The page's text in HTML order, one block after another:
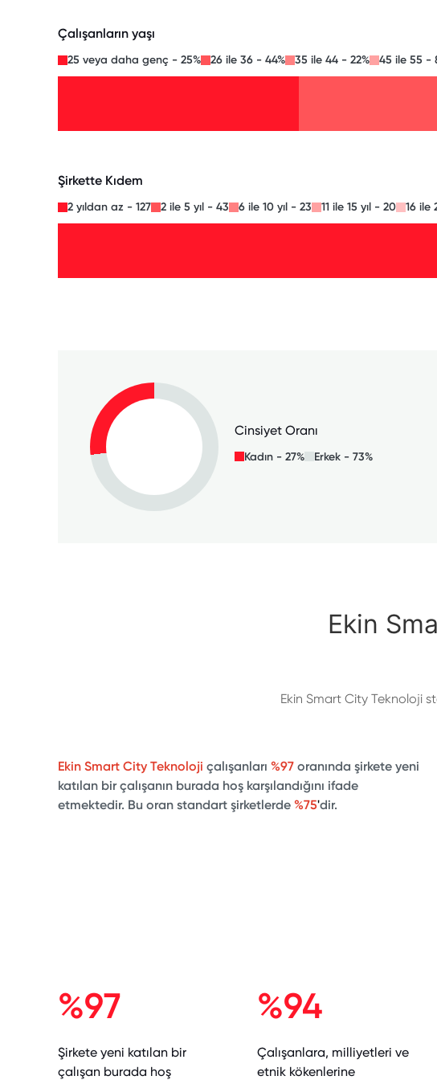
Çalışanların yaşı
25 veya daha genç - 25% 26 ile 36 - 44% 35 ile 44 - 22% 45 ile 55 -
Şirkette Kıdem
2 yıldan az - 127 2 ile 5 yıl - 43 6 ile 10 yıl - 23 11 ile 15 yıl - 20 16 ile
Cinsiyet Oranı
Kadın - 27% Erkek - 73%
Ekin
Ekin Smart City Teknoloji
Ekin Smart City Teknoloji çalışanları %97 oranında şirkete yeni
katılan bir çalışanın burada hoş karşılandığını ifade
etmektedir. Bu oran standart şirketlerde %75'dir.
%97
Şirkete yeni katılan bir
çalışan burada hoş
%94
Çalışanlara, milliyetleri ve
etnik kökenlerine